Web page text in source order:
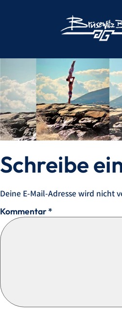
Schreibe
Deine E-Mail-Adresse wird nicht
Kommentar*